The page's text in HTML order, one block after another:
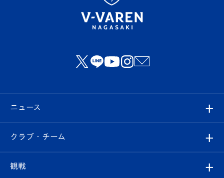
ニュース
すべて
クラブ・チーム
観戦